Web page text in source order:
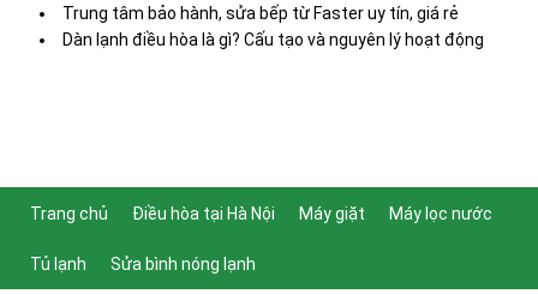
Trung tâm bảo hành, sửa bếp từ Faster uy tín, giá rẻ
Dàn lạnh điều hòa là gì? Cấu tạo và nguyên lý hoạt động
Trang chủ Điều hòa tại Hà Nội Máy giặt Máy lọc nước
Tủ lạnh Sửa bình nóng lạnh